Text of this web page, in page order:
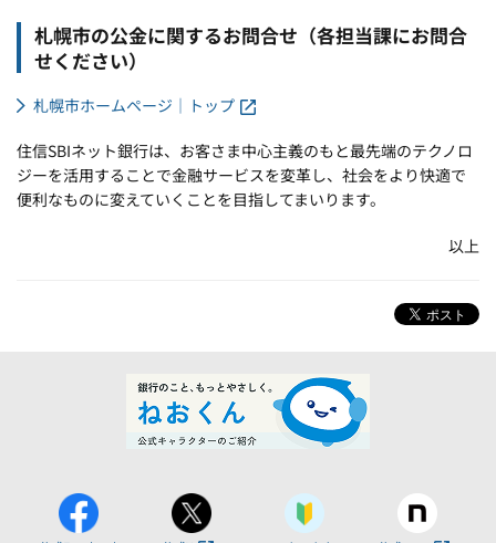
札幌市の公金に関するお問合せ（各担当課にお問合
せください）
札幌市ホームページ｜トップ
住信SBIネット銀行は、お客さま中心主義のもと最先端のテクノロ
ジーを活用することで金融サービスを変革し、社会をより快適で
便利なものに変えていくことを目指してまいります。
以上